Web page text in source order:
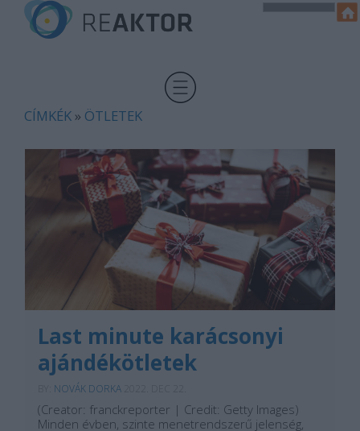
CÍMKÉK » ÖTLETEK
Last minute karácsonyi
ajándékötletek
NOVÁK DORKA
(Creator: franckreporter | Credit: Getty Images)
Minden évben, szinte menetrendszerű jelenség,